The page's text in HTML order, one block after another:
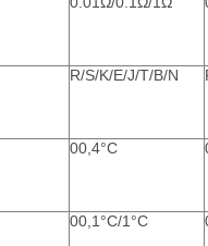
R/S/K/E/J/T/B/N
00,4°C
00,1°C/1°C